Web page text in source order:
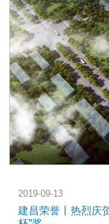
2019-09-13
建昌荣誉丨热烈庆